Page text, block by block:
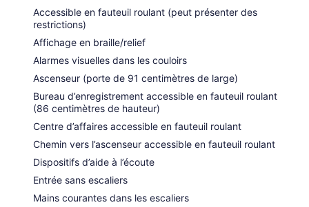
Accessible en fauteuil roulant (peut présenter des
restrictions)
Affichage en braille/relief
Alarmes visuelles dans les couloirs
Ascenseur (porte de 91 centimètres de large)
Bureau d’enregistrement accessible en fauteuil roulant
(86 centimètres de hauteur)
Centre d’affaires accessible en fauteuil roulant
Chemin vers l’ascenseur accessible en fauteuil roulant
Dispositifs d’aide à l’écoute
Entrée sans escaliers
Mains courantes dans les escaliers